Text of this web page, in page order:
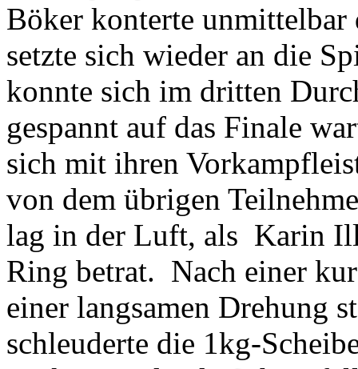
Böker konterte
setzte sich wieder an die
konnte sich im dritten
gespannt auf das Finale
sich mit ihren
von dem übrigen
lag in der Luft, als Karin
Ring betrat. Nach einer
einer langsamen Drehung
schleuderte die 1kg-